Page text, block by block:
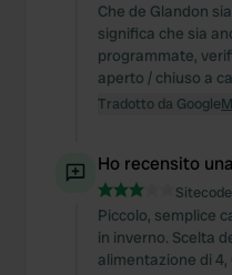
Che de Glandon
significa che sia
programmate,
aperto / chiuso a
Tradotto da Google
Ho recensito
Piccolo, semplice
in inverno. Scelta
alimentazione di 4,